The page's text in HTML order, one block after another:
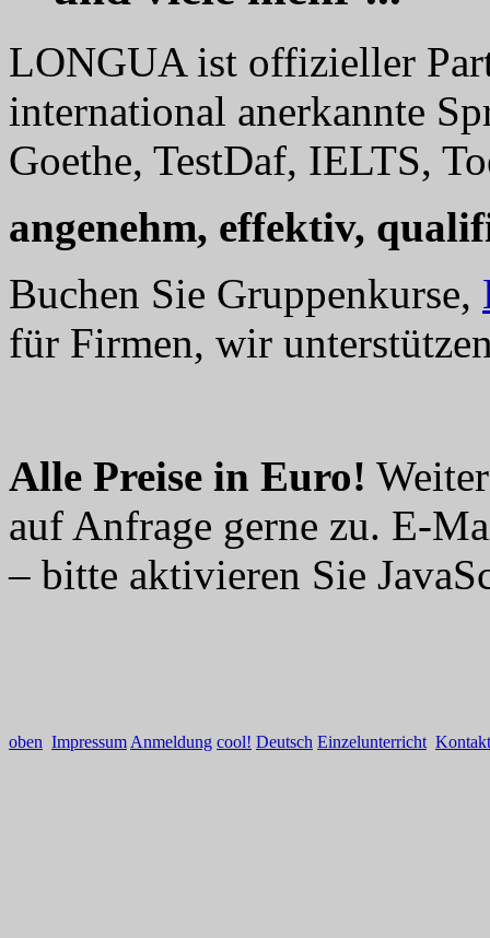
LONGUA ist offizieller
international anerkannte
Goethe, TestDaf, IELTS,
angenehm, effektiv,
Buchen Sie Gruppenkurse,
für Firmen, wir
Alle Preise in Euro!
auf Anfrage gerne zu. E-
– bitte aktivieren Sie
oben Impressum Anmeldung cool! Deutsch Einzelunterricht Kontakt